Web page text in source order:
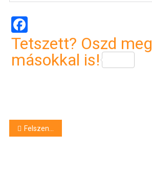
Facebook
Tetszett? Oszd meg
másokkal is!
Bejegyzés
Felszentelték a hajdúnánási aratókoszorút a Bazilikában, a leköszönő alpolgármester is elkísérte az alkotást